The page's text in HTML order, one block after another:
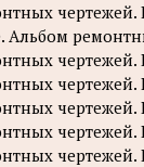
чертежей.
чертежей.
чертежей.
чертежей.
чертежей.
чертежей.